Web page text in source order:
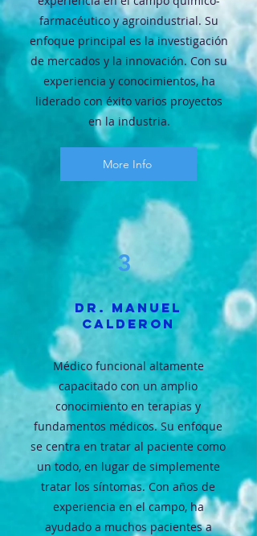
farmacéutico y agroindustrial. Su
enfoque principal es la investigación
de mercados y la innovación. Con su
experiencia y conocimientos, ha
liderado con éxito varios proyectos
en la industria.
More Info
3
Dr. Manuel
Calderon
Médico funcional altamente
capacitado con un amplio
conocimiento en terapias y
fundamentos médicos. Su enfoque
se centra en tratar al paciente como
un todo, en lugar de simplemente
tratar los síntomas. Con años de
experiencia en el campo, ha
ayudado a muchos pacientes a